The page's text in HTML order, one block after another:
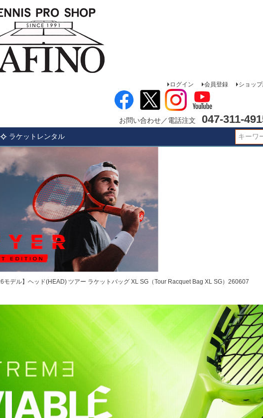
ログイン 会員登録 ショッ
お問い合わせ／電話注文 047-311-
ラケットレンタル
モデル】ヘッド(HEAD) ツアー ラケットバッグ XL SG（Tour Racquet Bag XL SG）260607